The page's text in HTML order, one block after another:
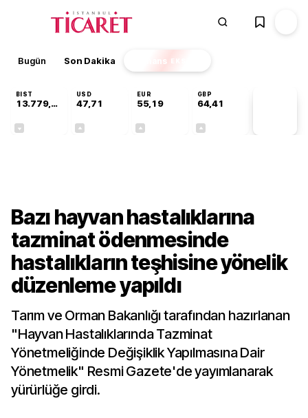
Bugün Son Dakika Finans EKSTRA
BIST
13.779,39
USD
47,71
EUR
55,19
GBP
64,41
Bazı hayvan hastalıklarına
tazminat ödenmesinde
hastalıkların teşhisine yönelik
düzenleme yapıldı
Tarım ve Orman Bakanlığı tarafından hazırlanan
"Hayvan Hastalıklarında Tazminat
Yönetmeliğinde Değişiklik Yapılmasına Dair
Yönetmelik" Resmi Gazete'de yayımlanarak
yürürlüğe girdi.